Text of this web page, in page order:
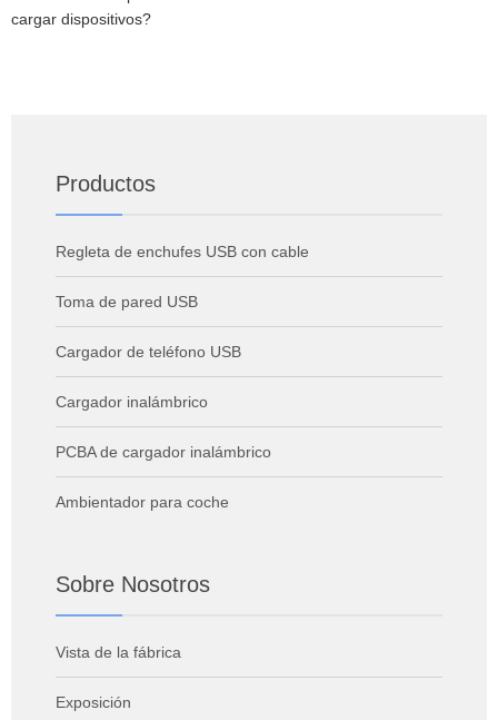
cargar dispositivos?
Productos
Regleta de enchufes USB con cable
Toma de pared USB
Cargador de teléfono USB
Cargador inalámbrico
PCBA de cargador inalámbrico
Ambientador para coche
Sobre Nosotros
Vista de la fábrica
Exposición